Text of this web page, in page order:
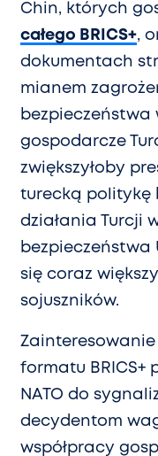
Chin, których
całego BRICS+,
dokumentach
mianem
bezpieczeństwa
gospodarcze
zwiększyłoby
turecką politykę
działania Turcji
bezpieczeństwa
się coraz
sojuszników.
Zainteresowanie
formatu BRICS+
NATO do
decydentom
współpracy